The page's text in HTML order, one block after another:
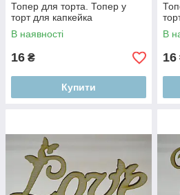
Топер для торта. Топер у
торт для капкейка
В наявності
16 ₴
Купити
В
16